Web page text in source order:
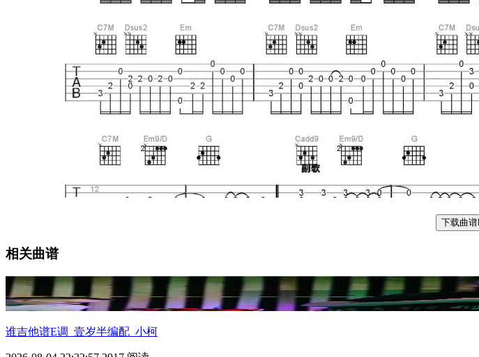
下载曲
相关曲谱
谁吉他谱E调_壹岁半编配_小柯